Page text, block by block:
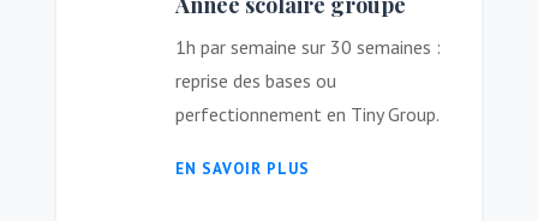
1h par semaine sur 30 semaines :
reprise des bases ou
perfectionnement en Tiny Group.
EN SAVOIR PLUS